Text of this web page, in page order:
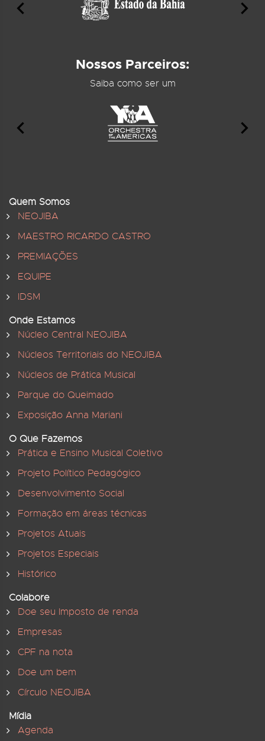
Nossos Parceiros:
Saiba como ser um
Quem Somos
NEOJIBA
MAESTRO RICARDO CASTRO
PREMIAÇÕES
EQUIPE
IDSM
Onde Estamos
Núcleo Central NEOJIBA
Núcleos Territoriais do NEOJIBA
Núcleos de Prática Musical
Parque do Queimado
Exposição Anna Mariani
O Que Fazemos
Prática e Ensino Musical Coletivo
Projeto Político Pedagógico
Desenvolvimento Social
Formação em áreas técnicas
Projetos Atuais
Projetos Especiais
Histórico
Colabore
Doe seu Imposto de renda
Empresas
CPF na nota
Doe um bem
Círculo NEOJIBA
Mídia
Agenda